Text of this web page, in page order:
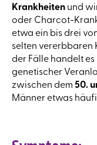
Krankheiten und
oder Charcot-
etwa ein bis drei
selten vererbbaren
der Fälle handelt
genetischer
zwischen dem 50.
Männer etwas